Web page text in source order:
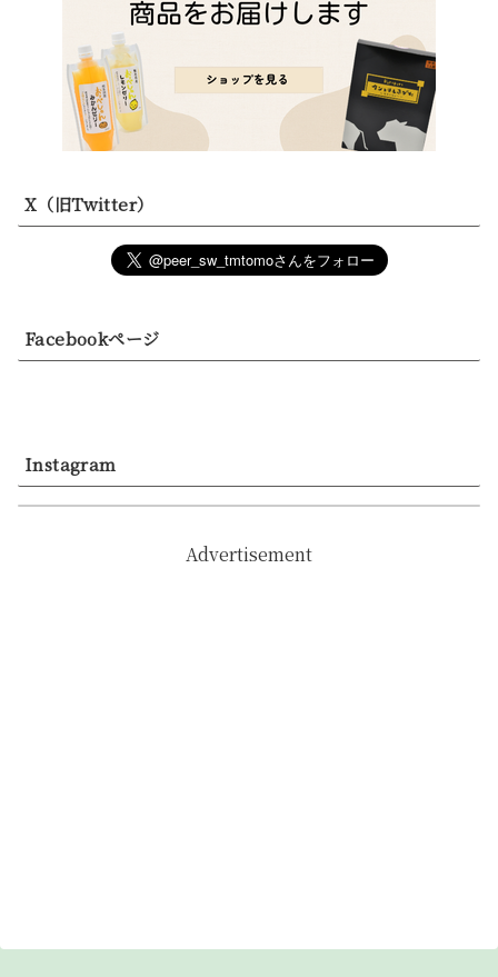
X（旧Twitter）
Facebookページ
Instagram
Advertisement